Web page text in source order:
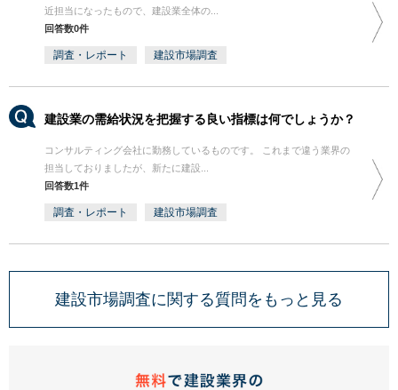
近担当になったもので、建設業全体の...
回答数0件
調査・レポート 建設市場調査
建設業の需給状況を把握する良い指標は何でしょうか？
コンサルティング会社に勤務しているものです。 これまで違う業界の
担当しておりましたが、新たに建設...
回答数1件
調査・レポート 建設市場調査
建設市場調査に関する質問をもっと見る